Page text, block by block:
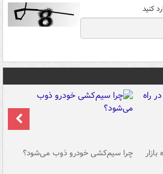
کنید
چرا سیم‌کشی خودرو ذوب می‌شود؟